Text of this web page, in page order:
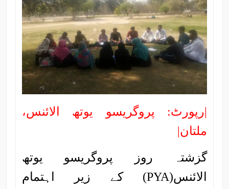
|رپورٹ: پروگریسو یوتھ الائنس،
ملتان|
گزشتہ روز پروگریسو یوتھ
الائنس(PYA) کے زیر اہتمام